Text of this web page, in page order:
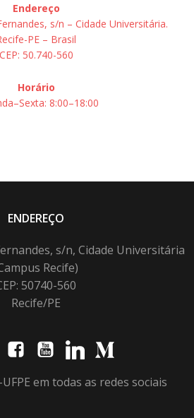
Endereço
s/n – Cidade Universitária.
PE – Brasil
CEP: 50.740-560
Horário
8:00–18:00
ENDEREÇO
s/n, Cidade Universitária
Recife)
50740-560
Recife/PE
em todas as redes sociais